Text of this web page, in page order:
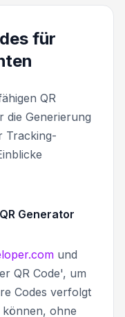
für
QR
die Generierung
Tracking-
Generator
und
QR Code', um
Codes verfolgt
ohne